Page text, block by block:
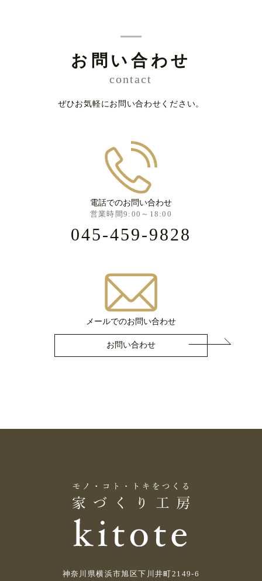
お問い合わせ
contact
ぜひお気軽にお問い合わせください。
電話でのお問い合わせ
営業時間9:00～18:00
045-459-9828
メールでのお問い合わせ
お問い合わせ
神奈川県横浜市旭区下川井町2149-6